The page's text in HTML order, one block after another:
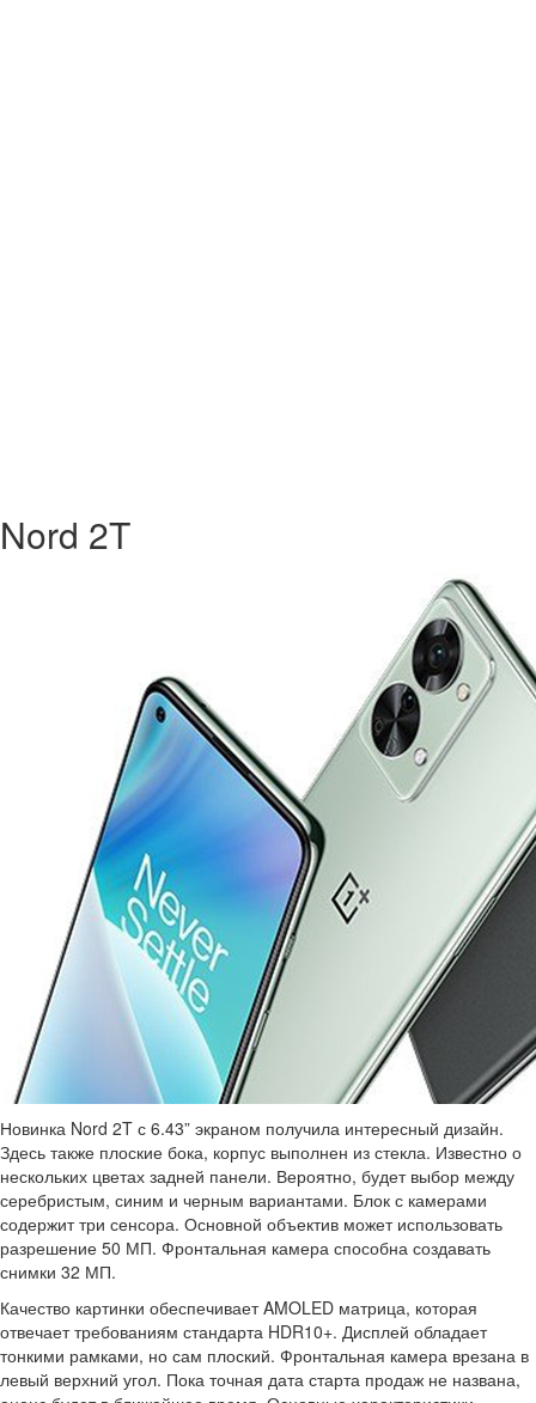
Nord 2T
Новинка Nord 2T с 6.43” экраном получила интересный дизайн.
Здесь также плоские бока, корпус выполнен из стекла. Известно о
нескольких цветах задней панели. Вероятно, будет выбор между
серебристым, синим и черным вариантами. Блок с камерами
содержит три сенсора. Основной объектив может использовать
разрешение 50 МП. Фронтальная камера способна создавать
снимки 32 МП.
Качество картинки обеспечивает AMOLED матрица, которая
отвечает требованиям стандарта HDR10+. Дисплей обладает
тонкими рамками, но сам плоский. Фронтальная камера врезана в
левый верхний угол. Пока точная дата старта продаж не названа,